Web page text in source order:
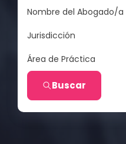
Nombre del Abogado/a
Jurisdicción
Área de Práctica
Buscar